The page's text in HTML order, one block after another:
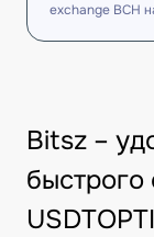
exchange BCH
Bitsz –